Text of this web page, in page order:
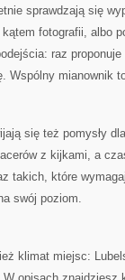
sprawdzają się
kątem fotografii, albo
raz
Wspólny mianownik
się też pomysły
z kijkami, a
takich, które
swój poziom.
klimat miejsc: